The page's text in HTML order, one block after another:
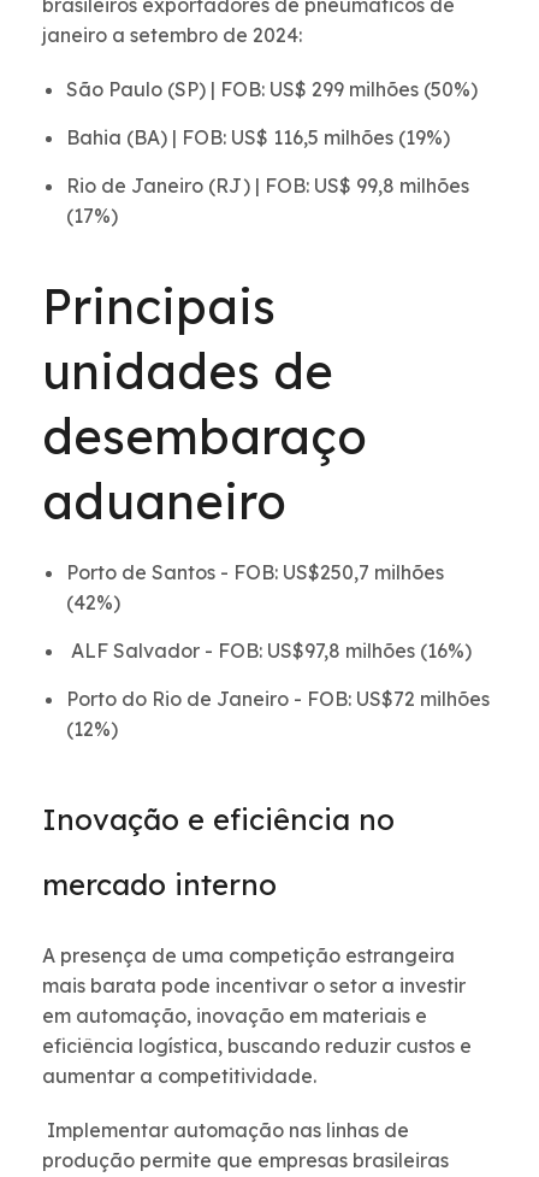
brasileiros exportadores de pneumáticos de
janeiro a setembro de 2024:
São Paulo (SP) | FOB: US$ 299 milhões (50%)
Bahia (BA) | FOB: US$ 116,5 milhões (19%)
Rio de Janeiro (RJ) | FOB: US$ 99,8 milhões
(17%)
Principais
unidades de
desembaraço
aduaneiro
Porto de Santos - FOB: US$250,7 milhões
(42%)
ALF Salvador - FOB: US$97,8 milhões (16%)
Porto do Rio de Janeiro - FOB: US$72 milhões
(12%)
Inovação e eficiência no
mercado interno
A presença de uma competição estrangeira
mais barata pode incentivar o setor a investir
em automação, inovação em materiais e
eficiência logística, buscando reduzir custos e
aumentar a competitividade.
Implementar automação nas linhas de
produção permite que empresas brasileiras